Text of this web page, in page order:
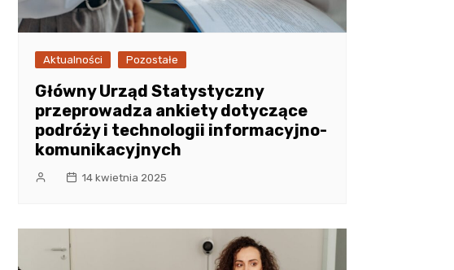
Aktualności Pozostałe
Główny Urząd Statystyczny
przeprowadza ankiety dotyczące
podróży i technologii informacyjno-
komunikacyjnych
14 kwietnia 2025